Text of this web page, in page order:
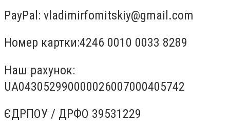
PayPal: vladimirfomitskiy@gmail.com
Номер картки:4246 0010 0033 8289
Наш рахунок:
UA043052990000026007000405742
ЄДРПОУ / ДРФО 39531229